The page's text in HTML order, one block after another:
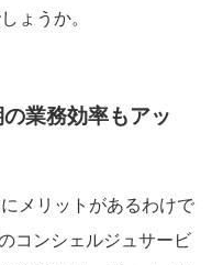
ょうか。
業務効率もアッ
メリットがあるわけで
コンシェルジュサービ